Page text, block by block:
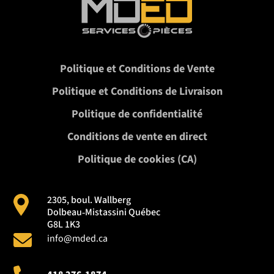
2305, boul. Wallberg
Dolbeau‑Mistassini Québec
G8L 1K3
Politique et Conditions de Vente
Politique et Conditions de Livraison
Politique de confidentialité
Conditions de vente en direct
Politique de cookies (CA)
info@mded.ca